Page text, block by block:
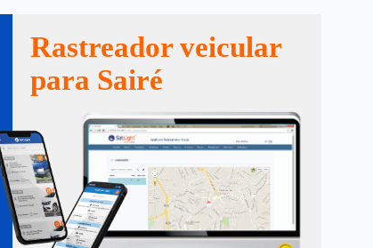
Rastreador veicular
para Sairé